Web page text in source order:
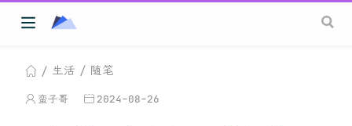
生活 随笔
蛮子哥 2024-08-26